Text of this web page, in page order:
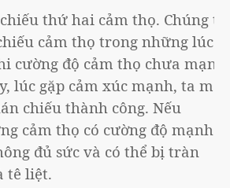
thứ hai cảm thọ. Chúng ta
cảm thọ trong những lúc
cường độ cảm thọ chưa mạnh
lúc gặp cảm xúc mạnh, ta mới
chiếu thành công. Nếu
cảm thọ có cường độ mạnh
đủ sức và có thể bị tràn
tê liệt.